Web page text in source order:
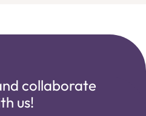
collaborate
us!